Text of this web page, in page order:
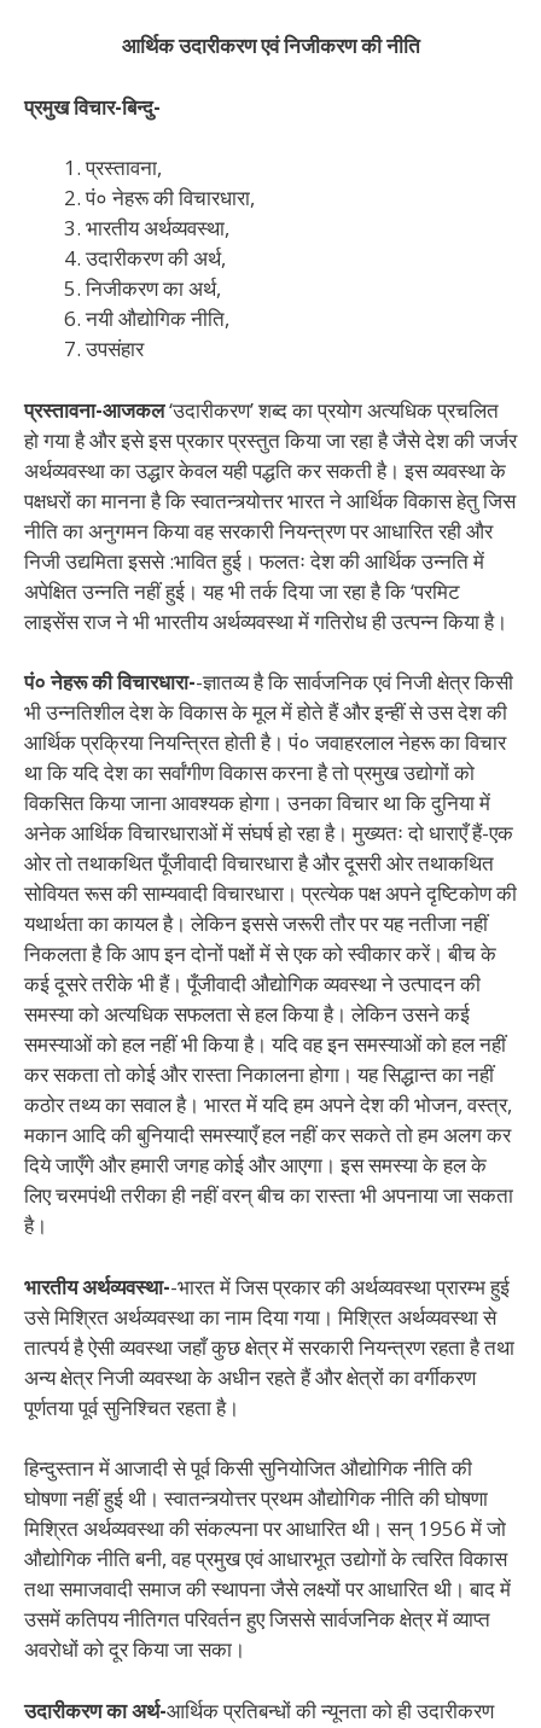
आर्थिक उदारीकरण एवं निजीकरण की नीति
प्रमुख विचार-बिन्दु-
प्रस्तावना,
पं० नेहरू की विचारधारा,
भारतीय अर्थव्यवस्था,
उदारीकरण की अर्थ,
निजीकरण का अर्थ,
नयी औद्योगिक नीति,
उपसंहार
प्रस्तावना-आजकल‘उदारीकरण’ शब्द का प्रयोग अत्यधिक प्रचलित
हो गया है और इसे इस प्रकार प्रस्तुत किया जा रहा है जैसे देश की जर्जर
अर्थव्यवस्था का उद्धार केवल यही पद्धति कर सकती है। इस व्यवस्था के
पक्षधरों का मानना है कि स्वातन्त्र्योत्तर भारत ने आर्थिक विकास हेतु जिस
नीति का अनुगमन किया वह सरकारी नियन्त्रण पर आधारित रही और
निजी उद्यमिता इससे :भावित हुई। फलतः देश की आर्थिक उन्नति में
अपेक्षित उन्नति नहीं हुई। यह भी तर्क दिया जा रहा है कि ‘परमिट
लाइसेंस राज ने भी भारतीय अर्थव्यवस्था में गतिरोध ही उत्पन्न किया है।
पं० नेहरू की विचारधारा--ज्ञातव्य है कि सार्वजनिक एवं निजी क्षेत्र किसी
भी उन्नतिशील देश के विकास के मूल में होते हैं और इन्हीं से उस देश की
आर्थिक प्रक्रिया नियन्त्रित होती है। पं० जवाहरलाल नेहरू का विचार
था कि यदि देश का सर्वांगीण विकास करना है तो प्रमुख उद्योगों को
विकसित किया जाना आवश्यक होगा। उनका विचार था कि दुनिया में
अनेक आर्थिक विचारधाराओं में संघर्ष हो रहा है। मुख्यतः दो धाराएँ हैं-एक
ओर तो तथाकथित पूँजीवादी विचारधारा है और दूसरी ओर तथाकथित
सोवियत रूस की साम्यवादी विचारधारा। प्रत्येक पक्ष अपने दृष्टिकोण की
यथार्थता का कायल है। लेकिन इससे जरूरी तौर पर यह नतीजा नहीं
निकलता है कि आप इन दोनों पक्षों में से एक को स्वीकार करें। बीच के
कई दूसरे तरीके भी हैं। पूँजीवादी औद्योगिक व्यवस्था ने उत्पादन की
समस्या को अत्यधिक सफलता से हल किया है। लेकिन उसने कई
समस्याओं को हल नहीं भी किया है। यदि वह इन समस्याओं को हल नहीं
कर सकता तो कोई और रास्ता निकालना होगा। यह सिद्धान्त का नहीं
कठोर तथ्य का सवाल है। भारत में यदि हम अपने देश की भोजन, वस्त्र,
मकान आदि की बुनियादी समस्याएँ हल नहीं कर सकते तो हम अलग कर
दिये जाएँगे और हमारी जगह कोई और आएगा। इस समस्या के हल के
लिए चरमपंथी तरीका ही नहीं वरन् बीच का रास्ता भी अपनाया जा सकता
है।
भारतीय अर्थव्यवस्था--भारत में जिस प्रकार की अर्थव्यवस्था प्रारम्भ हुई
उसे मिश्रित अर्थव्यवस्था का नाम दिया गया। मिश्रित अर्थव्यवस्था से
तात्पर्य है ऐसी व्यवस्था जहाँ कुछ क्षेत्र में सरकारी नियन्त्रण रहता है तथा
अन्य क्षेत्र निजी व्यवस्था के अधीन रहते हैं और क्षेत्रों का वर्गीकरण
पूर्णतया पूर्व सुनिश्चित रहता है।
हिन्दुस्तान में आजादी से पूर्व किसी सुनियोजित औद्योगिक नीति की
घोषणा नहीं हुई थी। स्वातन्त्र्योत्तर प्रथम औद्योगिक नीति की घोषणा
मिश्रित अर्थव्यवस्था की संकल्पना पर आधारित थी। सन् 1956 में जो
औद्योगिक नीति बनी, वह प्रमुख एवं आधारभूत उद्योगों के त्वरित विकास
तथा समाजवादी समाज की स्थापना जैसे लक्ष्यों पर आधारित थी। बाद में
उसमें कतिपय नीतिगत परिवर्तन हुए जिससे सार्वजनिक क्षेत्र में व्याप्त
अवरोधों को दूर किया जा सका।
उदारीकरण का अर्थ-आर्थिक प्रतिबन्धों की न्यूनता को ही उदारीकरण